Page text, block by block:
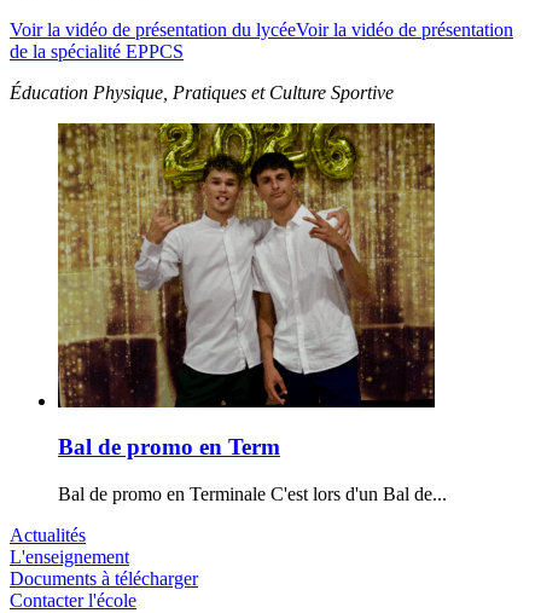
Voir la vidéo de présentation du lycéeVoir la vidéo de présentation
de la spécialité EPPCS
Éducation Physique, Pratiques et Culture Sportive
Bal de promo en Term
Bal de promo en Terminale C'est lors d'un Bal de...
Actualités
L'enseignement
Documents à télécharger
Contacter l'école